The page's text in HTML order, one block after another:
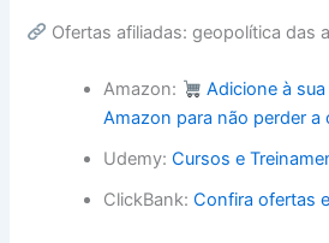
Ofertas afiliadas: geopolítica das
Amazon:
Adicione à
Amazon para não perder a
Udemy:Cursos e
ClickBank:Confira ofertas